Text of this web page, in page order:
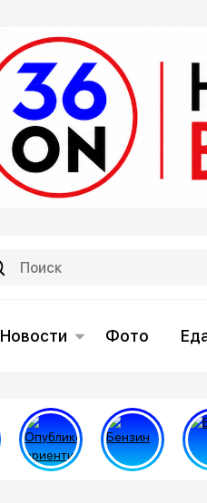
Новости Фото